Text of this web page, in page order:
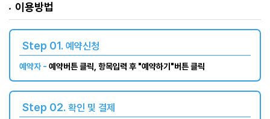
이용방법
Step 01. 예약신청
예약자 - 예약버튼 클릭, 항목입력 후 "예약하기"버튼 클릭
Step 02. 확인 및 결제